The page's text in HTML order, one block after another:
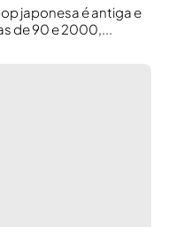
japonesa é antiga e
de 90 e 2000,...